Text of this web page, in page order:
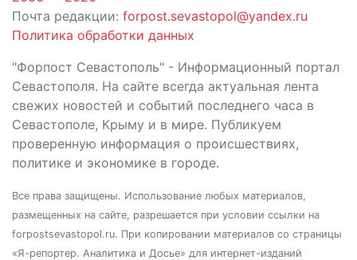
Почта редакции: forpost.sevastopol@yandex.ru
Политика обработки данных
"Форпост Севастополь" - Информационный портал
Севастополя. На сайте всегда актуальная лента
свежих новостей и событий последнего часа в
Севастополе, Крыму и в мире. Публикуем
проверенную информация о происшествиях,
политике и экономике в городе.
Все права защищены. Использование любых материалов,
размещенных на сайте, разрешается при условии ссылки на
forpostsevastopol.ru. При копировании материалов со страницы
«Я-репортер. Аналитика и Досье» для интернет-изданий